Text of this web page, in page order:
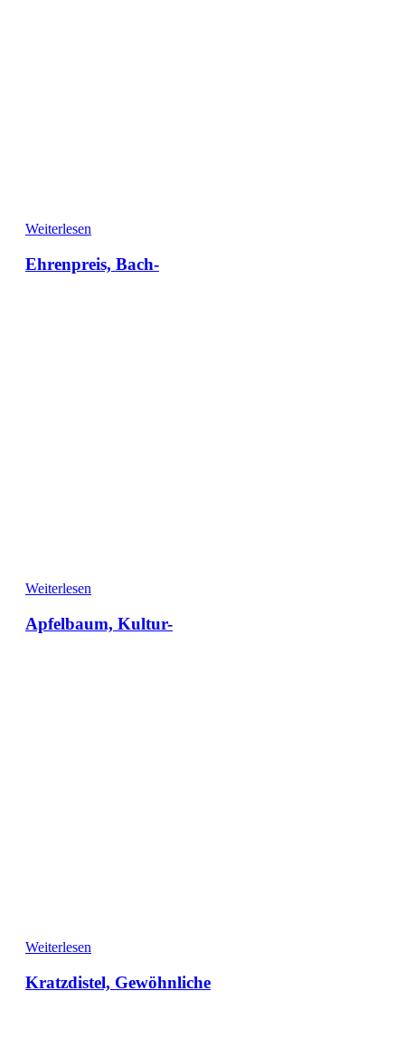
Weiterlesen
Ehrenpreis, Bach-
Weiterlesen
Apfelbaum, Kultur-
Weiterlesen
Kratzdistel, Gewöhnliche